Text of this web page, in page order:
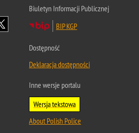
Biuletyn Informacji Publicznej
BIP KGP
Dostępność
Deklaracja dostępności
Inne wersje portalu
Wersja tekstowa
About Polish Police